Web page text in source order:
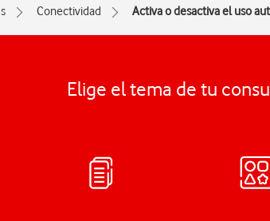
Conectividad Activa o desactiva el uso
Elige el tema de tu